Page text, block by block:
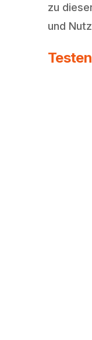
zu
und